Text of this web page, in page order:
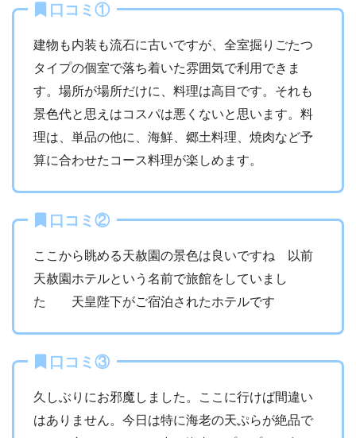
口コミ①
建物も内装も流石に古いですが、全室掘りごたつ
タイプの個室で落ち着いた雰囲気で利用できま
す。場所が場所だけに、料理は高目です。それも
景色代と思えはコスパは悪くないと思います。料
理は、単品の他に、海鮮、郷土料理、焼肉など予
算に合わせたコース料理が楽しめます。
口コミ②
ここから眺める天赦園の景色は良いですね 以前
天赦園ホテルという名前で旅館をしていまし
た 天皇陛下がご宿泊されたホテルです
口コミ③
久しぶりにお邪魔しました。ここに行けば間違い
はありません。今日は特に海老の天ぷらが絶品で